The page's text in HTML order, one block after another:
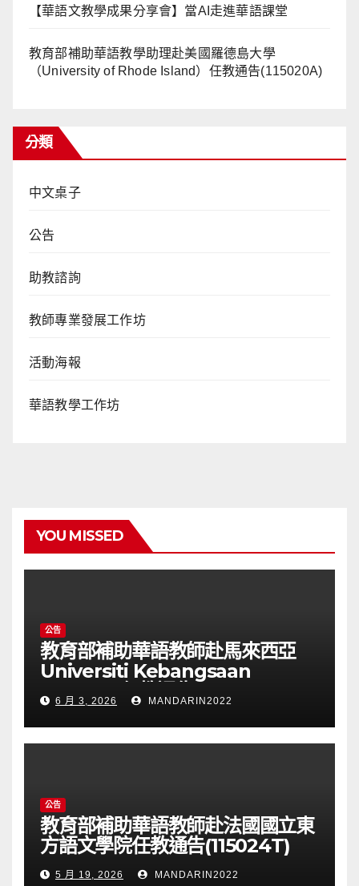
【華語文教學成果分享會】當AI走進華語課堂
教育部補助華語教學助理赴美國羅德島大學
（University of Rhode Island）任教通告(115020A)
分類
中文桌子
公告
助教諮詢
教師專業發展工作坊
活動海報
華語教學工作坊
YOU MISSED
公告
教育部補助華語教師赴馬來西亞
Universiti Kebangsaan
Malaysia任教通告(115025T)
6 月 3, 2026 MANDARIN2022
公告
教育部補助華語教師赴法國國立東
方語文學院任教通告(115024T)
5 月 19, 2026 MANDARIN2022